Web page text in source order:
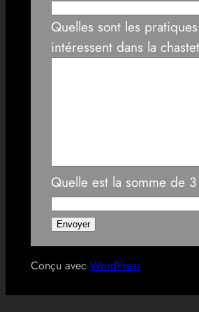
Quelles sont les
intéressent dans la
Quelle est la somme de
Conçu avec WordPress